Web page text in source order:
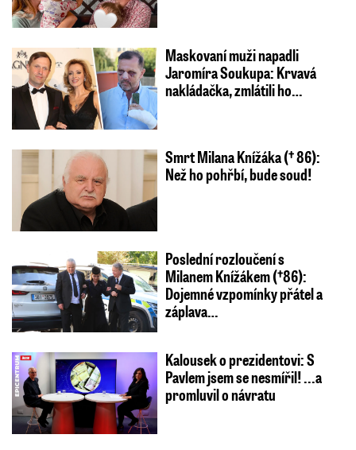
Maskovaní muži napadli
Jaromíra Soukupa: Krvavá
nakládačka, zmlátili ho…
Smrt Milana Knížáka († 86):
Než ho pohřbí, bude soud!
Poslední rozloučení s
Milanem Knížákem (†86):
Dojemné vzpomínky přátel a
záplava…
Kalousek o prezidentovi: S
Pavlem jsem se nesmířil! ...a
promluvil o návratu